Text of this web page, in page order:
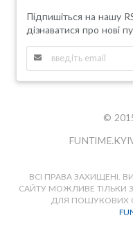
Підпишіться на нашу
дізнаватися про нові
©
ВСІ ПРАВА ЗАХИЩЕНІ.
САЙТУ МОЖЛИВЕ ТІЛЬКИ
ДЛЯ ПОШУКОВИХ